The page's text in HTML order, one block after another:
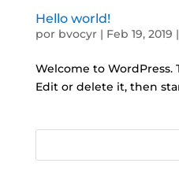
Hello world!
por bvocyr| Feb 19, 2019 |
Welcome to WordPress.
Edit or delete it, then